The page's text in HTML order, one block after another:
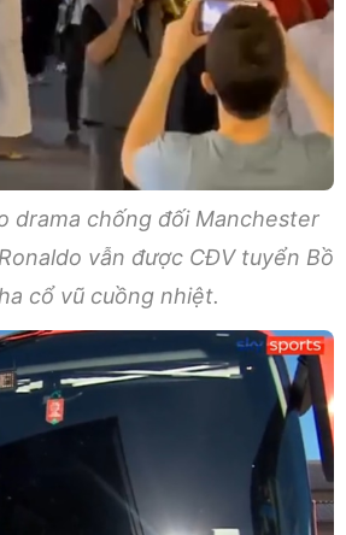
drama chống đối Manchester
vẫn được CĐV tuyển Bồ
cổ vũ cuồng nhiệt.